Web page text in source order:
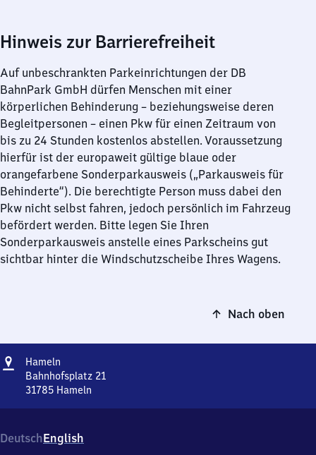
Hinweis zur Barrierefreiheit
Auf unbeschrankten Parkeinrichtungen der DB
BahnPark GmbH dürfen Menschen mit einer
körperlichen Behinderung – beziehungsweise deren
Begleitpersonen – einen Pkw für einen Zeitraum von
bis zu 24 Stunden kostenlos abstellen. Voraussetzung
hierfür ist der europaweit gültige blaue oder
orangefarbene Sonderparkausweis („Parkausweis für
Behinderte“). Die berechtigte Person muss dabei den
Pkw nicht selbst fahren, jedoch persönlich im Fahrzeug
befördert werden. Bitte legen Sie Ihren
Sonderparkausweis anstelle eines Parkscheins gut
sichtbar hinter die Windschutzscheibe Ihres Wagens.
Nach oben
Adresse
Hameln
Bahnhofsplatz 21
31785 Hameln
21,
3
DeutschEnglish